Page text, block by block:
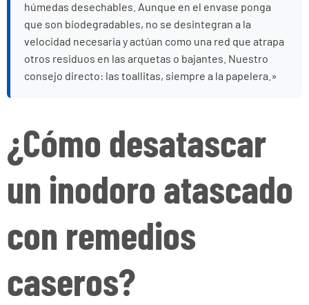
húmedas desechables. Aunque en el envase ponga
que son biodegradables, no se desintegran a la
velocidad necesaria y actúan como una red que atrapa
otros residuos en las arquetas o bajantes. Nuestro
consejo directo: las toallitas, siempre a la papelera.»
¿Cómo desatascar
un inodoro atascado
con remedios
caseros?